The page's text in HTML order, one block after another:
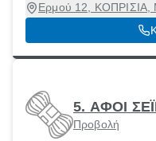
Ερμού 12, ΚΟΠΡΙΣΙΑ,
5. ΑΦΟΙ
Προβολή